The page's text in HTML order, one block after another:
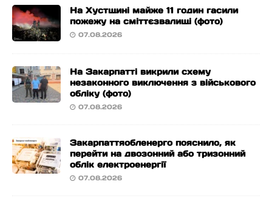
На Хустщині майже 11 годин гасили
пожежу на сміттєзвалищі (фото)
07.08.2026
На Закарпатті викрили схему
незаконного виключення з військового
обліку (фото)
07.08.2026
Закарпаттяобленерго пояснило, як
перейти на двозонний або тризонний
облік електроенергії
07.08.2026